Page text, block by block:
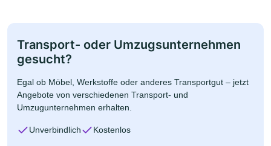
Transport- oder Umzugsunternehmen
gesucht?
Egal ob Möbel, Werkstoffe oder anderes Transportgut – jetzt
Angebote von verschiedenen Transport- und
Umzugunternehmen erhalten.
Unverbindlich Kostenlos